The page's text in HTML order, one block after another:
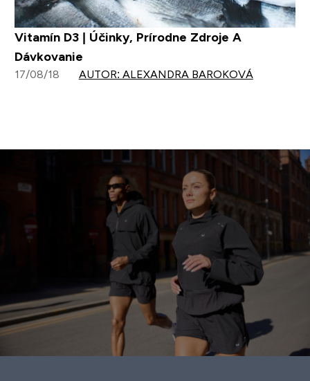
Vitamín D3 | Účinky, Prírodne Zdroje A
Dávkovanie
17/08/18 AUTOR: ALEXANDRA BAROKOVÁ